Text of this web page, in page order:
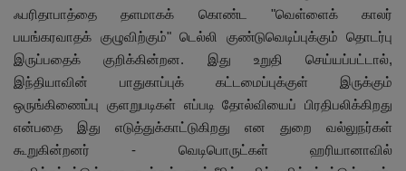
ஃபரிதாபாத்தை தளமாகக் கொண்ட "வெள்ளைக் காலர்
பயங்கரவாதக் குழுவிற்கும்" டெல்லி குண்டுவெடிப்புக்கும் தொடர்பு
இருப்பதைக் குறிக்கின்றன. இது உறுதி செய்யப்பட்டால்,
இந்தியாவின் பாதுகாப்புக் கட்டமைப்புக்குள் இருக்கும்
ஒருங்கிணைப்பு குளறுபடிகள் எப்படி தோல்வியைப் பிரதிபலிக்கிறது
என்பதை இது எடுத்துக்காட்டுகிறது என துறை வல்லுநர்கள்
கூறுகின்றனர் - வெடிபொருட்கள் ஹரியானாவில்